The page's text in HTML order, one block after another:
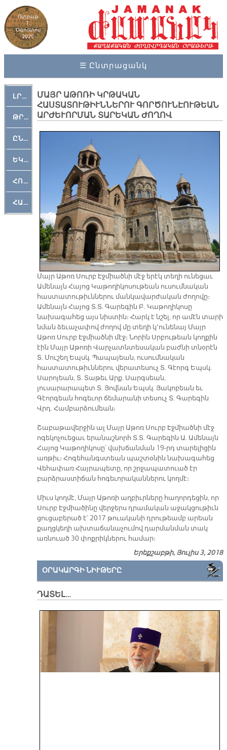
Ուրբաթ
7,
Օգոստոս
2026
☰ Ընտրացանկ
ԼՐԱՀՈՍ
ԹՐՔԱՀԱՅ ԿԵԱՆՔ
ԸՆԿԵՐԱՄՇԱԿՈՒԹԱՅԻՆ
ԵԿԵՂԵՑԱԿԱՆ
ՀՈԳԵՄՏԱՒՈՐ
ՀԱՐԹԱԿ
ՄԱՅՐ ԱԹՈՌԻ ԿՐԹԱԿԱՆ
ՀԱՍՏԱՏՈՒԹԻՒՆՆԵՐՈՒ ԳՈՐԾՈՒՆԷՈՒԹԵԱՆ
ԱՐԺԵՒՈՐՄԱՆ ՏԱՐԵԿԱՆ ԺՈՂՈՎ
Մայր Աթոռ Սուրբ Էջմիածնի մէջ երէկ տեղի ունեցաւ
Ամենայն Հայոց Կաթողիկոսութեան ուսումնական
հաստատութիւններու մանկավարժական ժողովը։
Ամենայն Հայոց Տ.Տ. Գարեգին Բ. Կաթողիկոսը
նախագահեց այս նիստին։ Հարկ է նշել, որ ամէն տարի
նման ձեւաչափով ժողով մը տեղի կ՚ունենայ Մայր
Աթոռ Սուրբ Էջմիածնի մէջ։ Նորին Սրբութեան կողքին
էին Մայր Աթոռի Վարչատնտեսական բաժնի տնօրէն
Տ. Մուշեղ Եպսկ. Պապայեան, ուսումնական
հաստատութիւններու վերատեսուչ Տ. Գէորգ Եպսկ.
Սարոյեան, Տ. Տաթեւ Արք. Սարգսեան,
լուսարարապետ Տ. Յովնան Եպսկ. Յակոբեան եւ
Գէորգեան հոգեւոր ճեմարանի տեսուչ Տ. Գարեգին
Վրդ. Համբարձումեան։
Շաբաթավերջին ալ Մայր Աթոռ Սուրբ Էջմիածնի մէջ
ոգեկոչուեցաւ երանաշնորհ Տ.Տ. Գարեգին Ա. Ամենայն
Հայոց Կաթողիկոսը՝ վախճանման 19-րդ տարելիցին
առթիւ։ Հոգեհանգստեան պաշտօնին նախագահեց
Վեհափառ Հայրապետը, որ շրջապատուած էր
բարձրաստիճան հոգեւորականներու կողմէ։
Միւս կողմէ, Մայր Աթոռի աղբիւրները հաղորդեցին, որ
Սուրբ Էջմիածինը վերջերս դրամական աջակցութիւն
ցուցաբերած է՝ 2017 թուականի դրութեամբ արեան
քաղցկեղի ախտաճանաչումով դարմանման տակ
առնուած 30 փոքրիկներու համար։
Երեքշաբթի, Յուլիս 3, 2018
ՕՐԱԿԱՐԳԻ ՆԻՒԹԵՐԸ
ԴԱՏԵԼ…